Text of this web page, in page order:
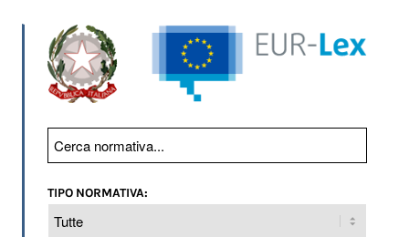
TIPO NORMATIVA: